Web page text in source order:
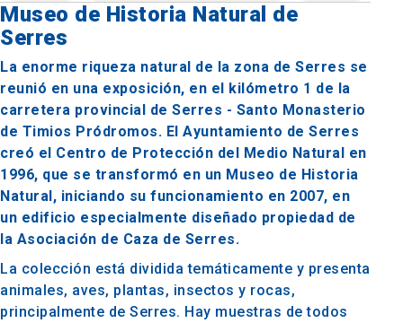
Museo de Historia Natural de
Serres
La enorme riqueza natural de la zona de Serres se
reunió en una exposición, en el kilómetro 1 de la
carretera provincial de Serres - Santo Monasterio
de Timios Pródromos. El Ayuntamiento de Serres
creó el Centro de Protección del Medio Natural en
1996, que se transformó en un Museo de Historia
Natural, iniciando su funcionamiento en 2007, en
un edificio especialmente diseñado propiedad de
la Asociación de Caza de Serres.
La colección está dividida temáticamente y presenta
animales, aves, plantas, insectos y rocas,
principalmente de Serres. Hay muestras de todos